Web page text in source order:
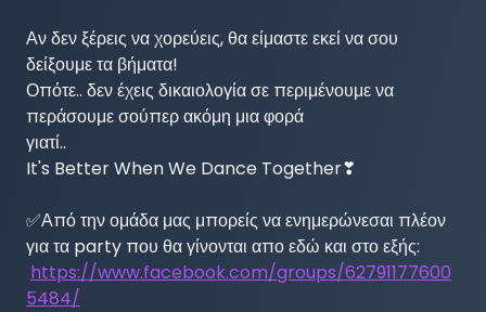
Αν δεν ξέρεις να χορεύεις, θα είμαστε εκεί να σου
δείξουμε τα βήματα!
Οπότε.. δεν έχεις δικαιολογία σε περιμένουμε να
περάσουμε σούπερ ακόμη μια φορά
γιατί..
It's Better When We Dance Together❣
✅Από την ομάδα μας μπορείς να ενημερώνεσαι πλέον
για τα party που θα γίνονται απο εδώ και στο εξής:
https://www.facebook.com/groups/62791177600
5484/